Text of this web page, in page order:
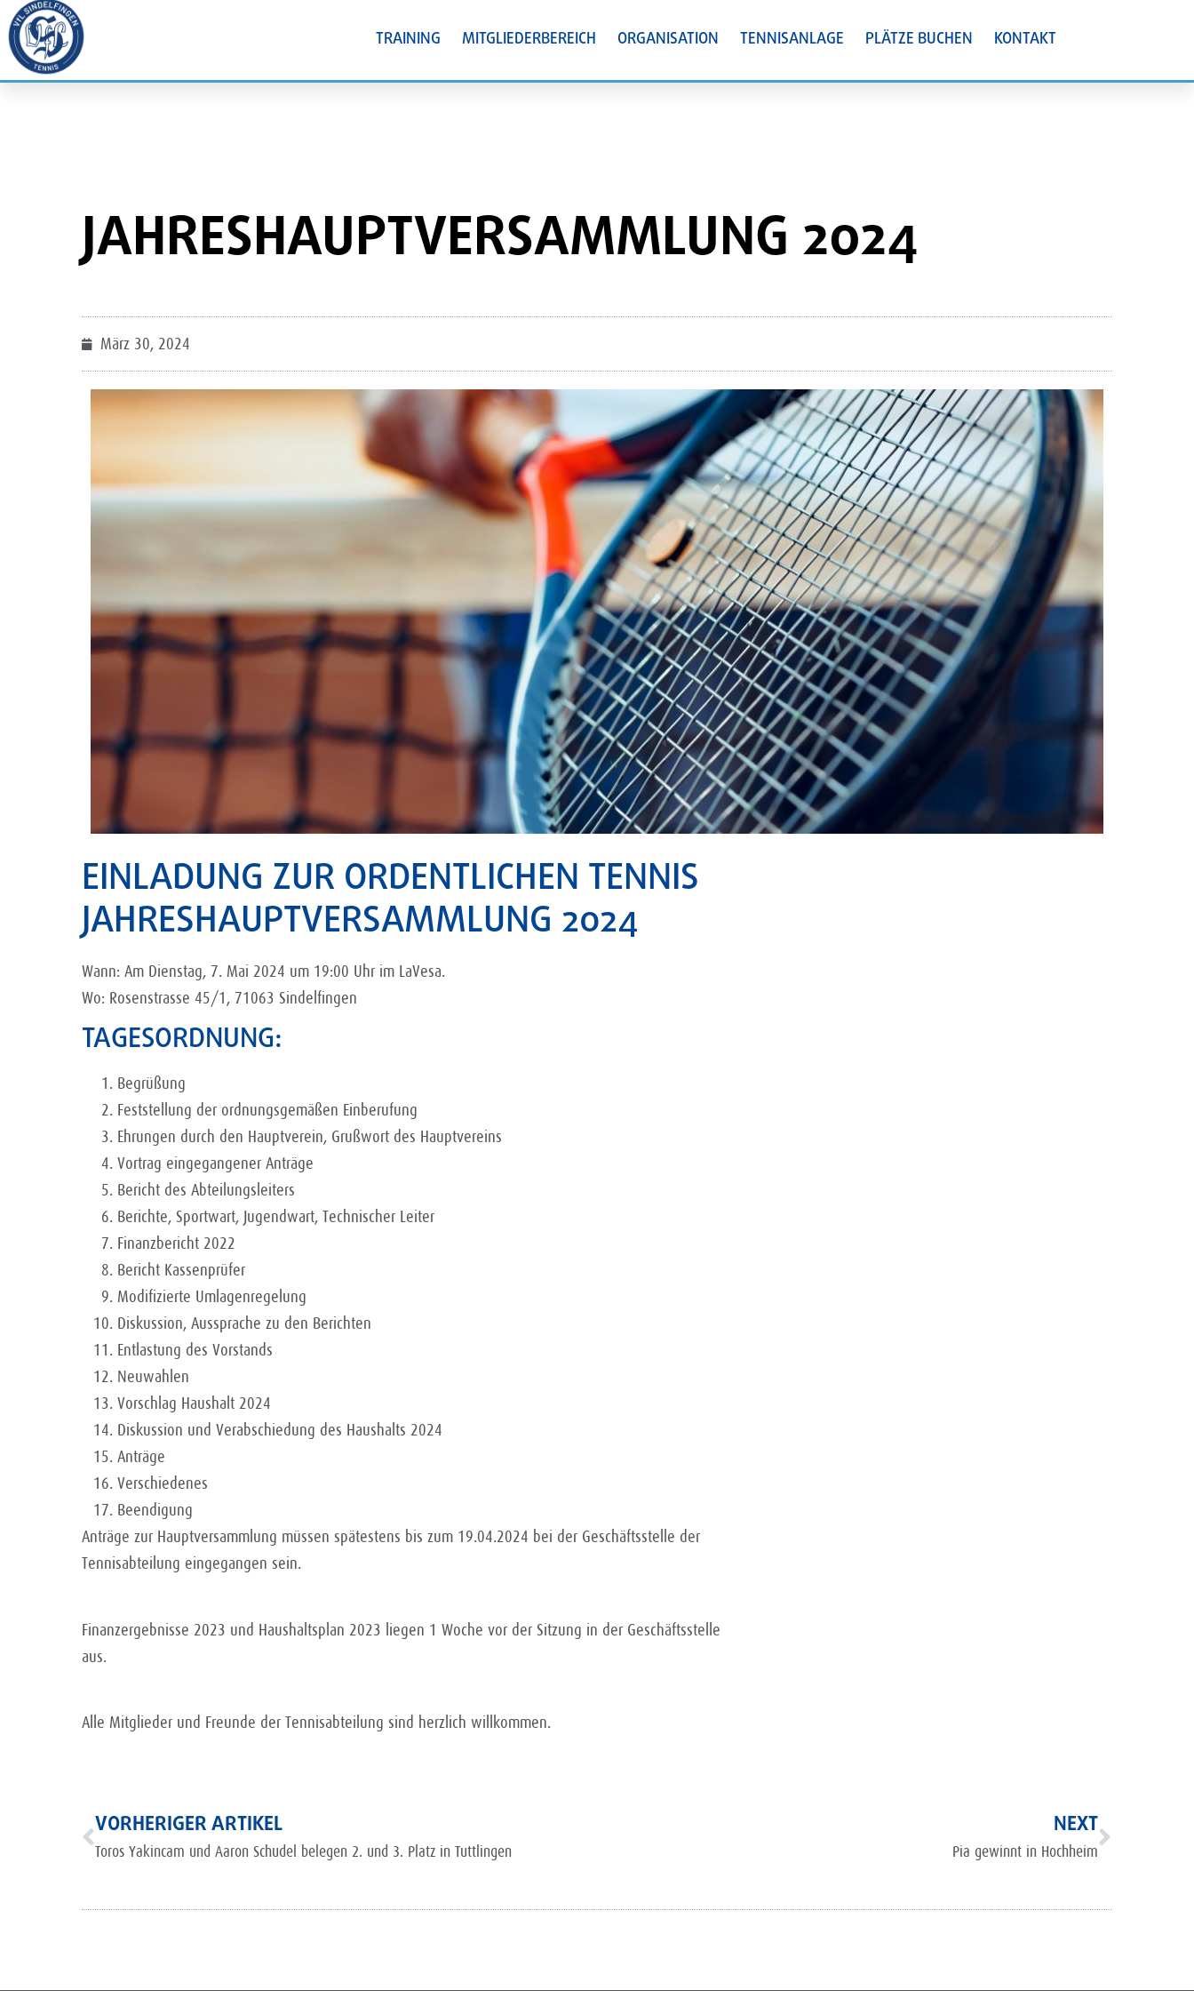
TRAINING MITGLIEDERBEREICH ORGANISATION TENNISANLAGE PLÄTZE BUCHEN KONTAKT
JAHRESHAUPTVERSAMMLUNG 2024
März 30, 2024
EINLADUNG ZUR ORDENTLICHEN TENNIS
JAHRESHAUPTVERSAMMLUNG 2024
Wann: Am Dienstag, 7. Mai 2024 um 19:00 Uhr im LaVesa.
Wo: Rosenstrasse 45/1, 71063 Sindelfingen
TAGESORDNUNG:
Begrüßung
Feststellung der ordnungsgemäßen Einberufung
Ehrungen durch den Hauptverein, Grußwort des Hauptvereins
Vortrag eingegangener Anträge
Bericht des Abteilungsleiters
Berichte, Sportwart, Jugendwart, Technischer Leiter
Finanzbericht 2022
Bericht Kassenprüfer
Modifizierte Umlagenregelung
Diskussion, Aussprache zu den Berichten
Entlastung des Vorstands
Neuwahlen
Vorschlag Haushalt 2024
Diskussion und Verabschiedung des Haushalts 2024
Anträge
Verschiedenes
Beendigung
Anträge zur Hauptversammlung müssen spätestens bis zum 19.04.2024 bei der Geschäftsstelle der
Tennisabteilung eingegangen sein.
Finanzergebnisse 2023 und Haushaltsplan 2023 liegen 1 Woche vor der Sitzung in der Geschäftsstelle
aus.
Alle Mitglieder und Freunde der Tennisabteilung sind herzlich willkommen.
VORHERIGER ARTIKEL
Toros Yakincam und Aaron Schudel belegen 2. und 3. Platz in Tuttlingen
NEXT
Pia gewinnt in Hochheim